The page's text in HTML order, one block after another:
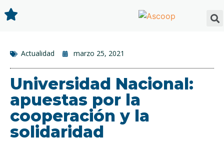
Actualidad marzo 25, 2021
Universidad Nacional:
apuestas por la
cooperación y la
solidaridad